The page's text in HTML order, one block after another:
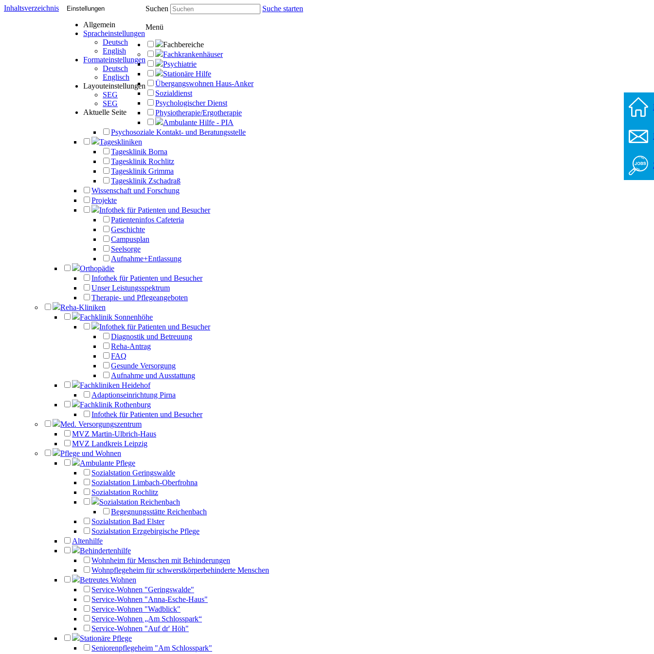
Inhaltsverzeichnis Einstellungen
Allgemein
Spracheinstellungen
Deutsch
English
Formateinstellungen
Deutsch
Englisch
Layouteinstellungen
SEG
SEG
Aktuelle Seite
Suchen Suche starten
Menü
Fachbereiche
Fachkrankenhäuser
Psychiatrie
Stationäre Hilfe
Übergangswohnen Haus-Anker
Sozialdienst
Psychologischer Dienst
Physiotherapie/Ergotherapie
Ambulante Hilfe - PIA
Psychosoziale Kontakt- und Beratungsstelle
Tageskliniken
Tagesklinik Borna
Tagesklinik Rochlitz
Tagesklinik Grimma
Tagesklinik Zschadraß
Wissenschaft und Forschung
Projekte
Infothek für Patienten und Besucher
Patienteninfos Cafeteria
Geschichte
Campusplan
Seelsorge
Aufnahme+Entlassung
Orthopädie
Infothek für Patienten und Besucher
Unser Leistungsspektrum
Therapie- und Pflegeangeboten
Reha-Kliniken
Fachklinik Sonnenhöhe
Infothek für Patienten und Besucher
Diagnostik und Betreuung
Reha-Antrag
FAQ
Gesunde Versorgung
Aufnahme und Ausstattung
Fachkliniken Heidehof
Adaptionseinrichtung Pirna
Fachklinik Rothenburg
Infothek für Patienten und Besucher
Med. Versorgungszentrum
MVZ Martin-Ulbrich-Haus
MVZ Landkreis Leipzig
Pflege und Wohnen
Ambulante Pflege
Sozialstation Geringswalde
Sozialstation Limbach-Oberfrohna
Sozialstation Rochlitz
Sozialstation Reichenbach
Begegnungsstätte Reichenbach
Sozialstation Bad Elster
Sozialstation Erzgebirgische Pflege
Altenhilfe
Behindertenhilfe
Wohnheim für Menschen mit Behinderungen
Wohnpflegeheim für schwerstkörperbehinderte Menschen
Betreutes Wohnen
Service-Wohnen "Geringswalde"
Service-Wohnen "Anna-Esche-Haus"
Service-Wohnen "Wadblick"
Service-Wohnen „Am Schlosspark“
Service-Wohnen "Auf dr' Höh"
Stationäre Pflege
Seniorenpflegeheim "Am Schlosspark"